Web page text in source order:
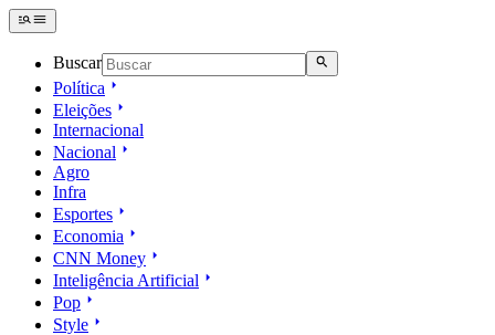
Buscar
Política
Eleições
Internacional
Nacional
Agro
Infra
Esportes
Economia
CNN Money
Inteligência Artificial
Pop
Style